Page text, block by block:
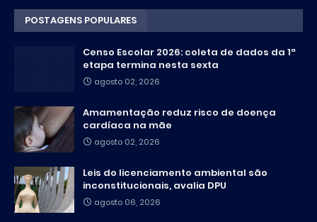
POSTAGENS POPULARES
Censo Escolar 2026: coleta de dados da 1ª
etapa termina nesta sexta
agosto 02, 2026
Amamentação reduz risco de doença
cardíaca na mãe
agosto 02, 2026
Leis do licenciamento ambiental são
inconstitucionais, avalia DPU
agosto 06, 2026